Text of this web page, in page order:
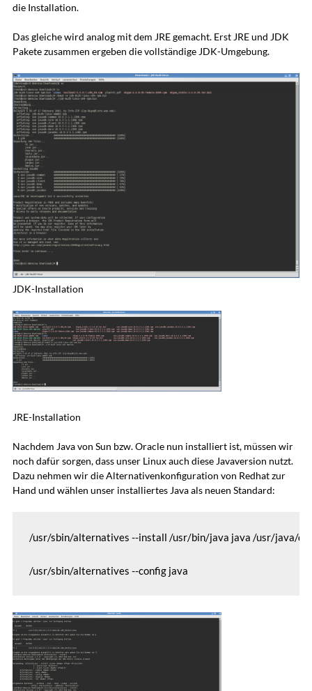
die Installation.
Das gleiche wird analog mit dem JRE gemacht. Erst JRE und JDK
Pakete zusammen ergeben die vollständige JDK-Umgebung.
JDK-Installation
JRE-Installation
Nachdem Java von Sun bzw. Oracle nun installiert ist, müssen wir
noch dafür sorgen, dass unser Linux auch diese Javaversion nutzt.
Dazu nehmen wir die Alternativenkonfiguration von Redhat zur
Hand und wählen unser installiertes Java als neuen Standard:
/usr/sbin/alternatives --install /usr/bin/java java /usr/java/
/usr/sbin/alternatives --config java